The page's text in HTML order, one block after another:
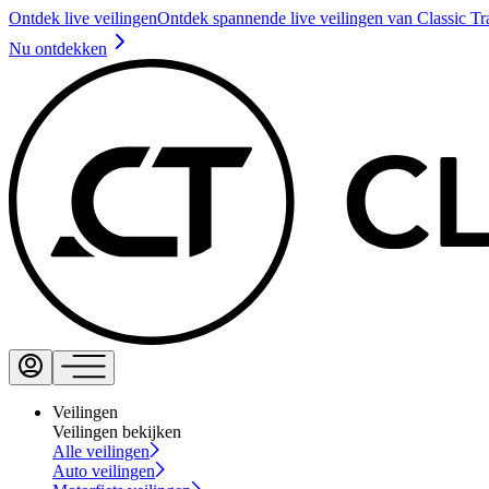
Ontdek live veilingenOntdek spannende live veilingen van Classic
Nu ontdekken
Veilingen
Veilingen bekijken
Alle veilingen
Auto veilingen